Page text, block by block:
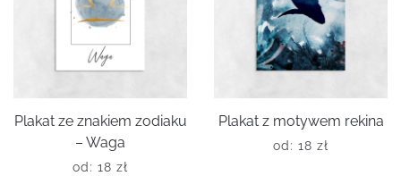
Plakat ze znakiem zodiaku
– Waga
od: 18 zł
Plakat z motywem rekina
od: 18 zł